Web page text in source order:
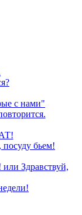
с нами"
посуду бьем!
Здравствуй,